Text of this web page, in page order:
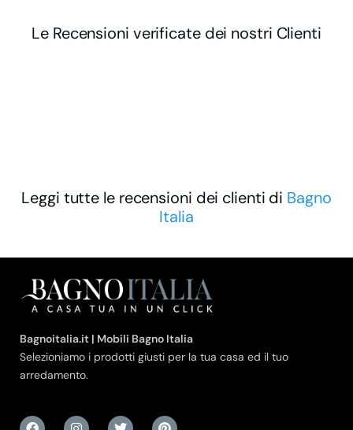
Le Recensioni verificate dei nostri Clienti
Leggi tutte le recensioni dei clienti di Bagno
Italia
Bagnoitalia.it | Mobili Bagno Italia
Selezioniamo i prodotti giusti per la tua casa ed il tuo
arredamento.